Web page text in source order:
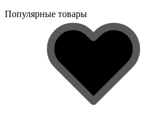
Популярные товары